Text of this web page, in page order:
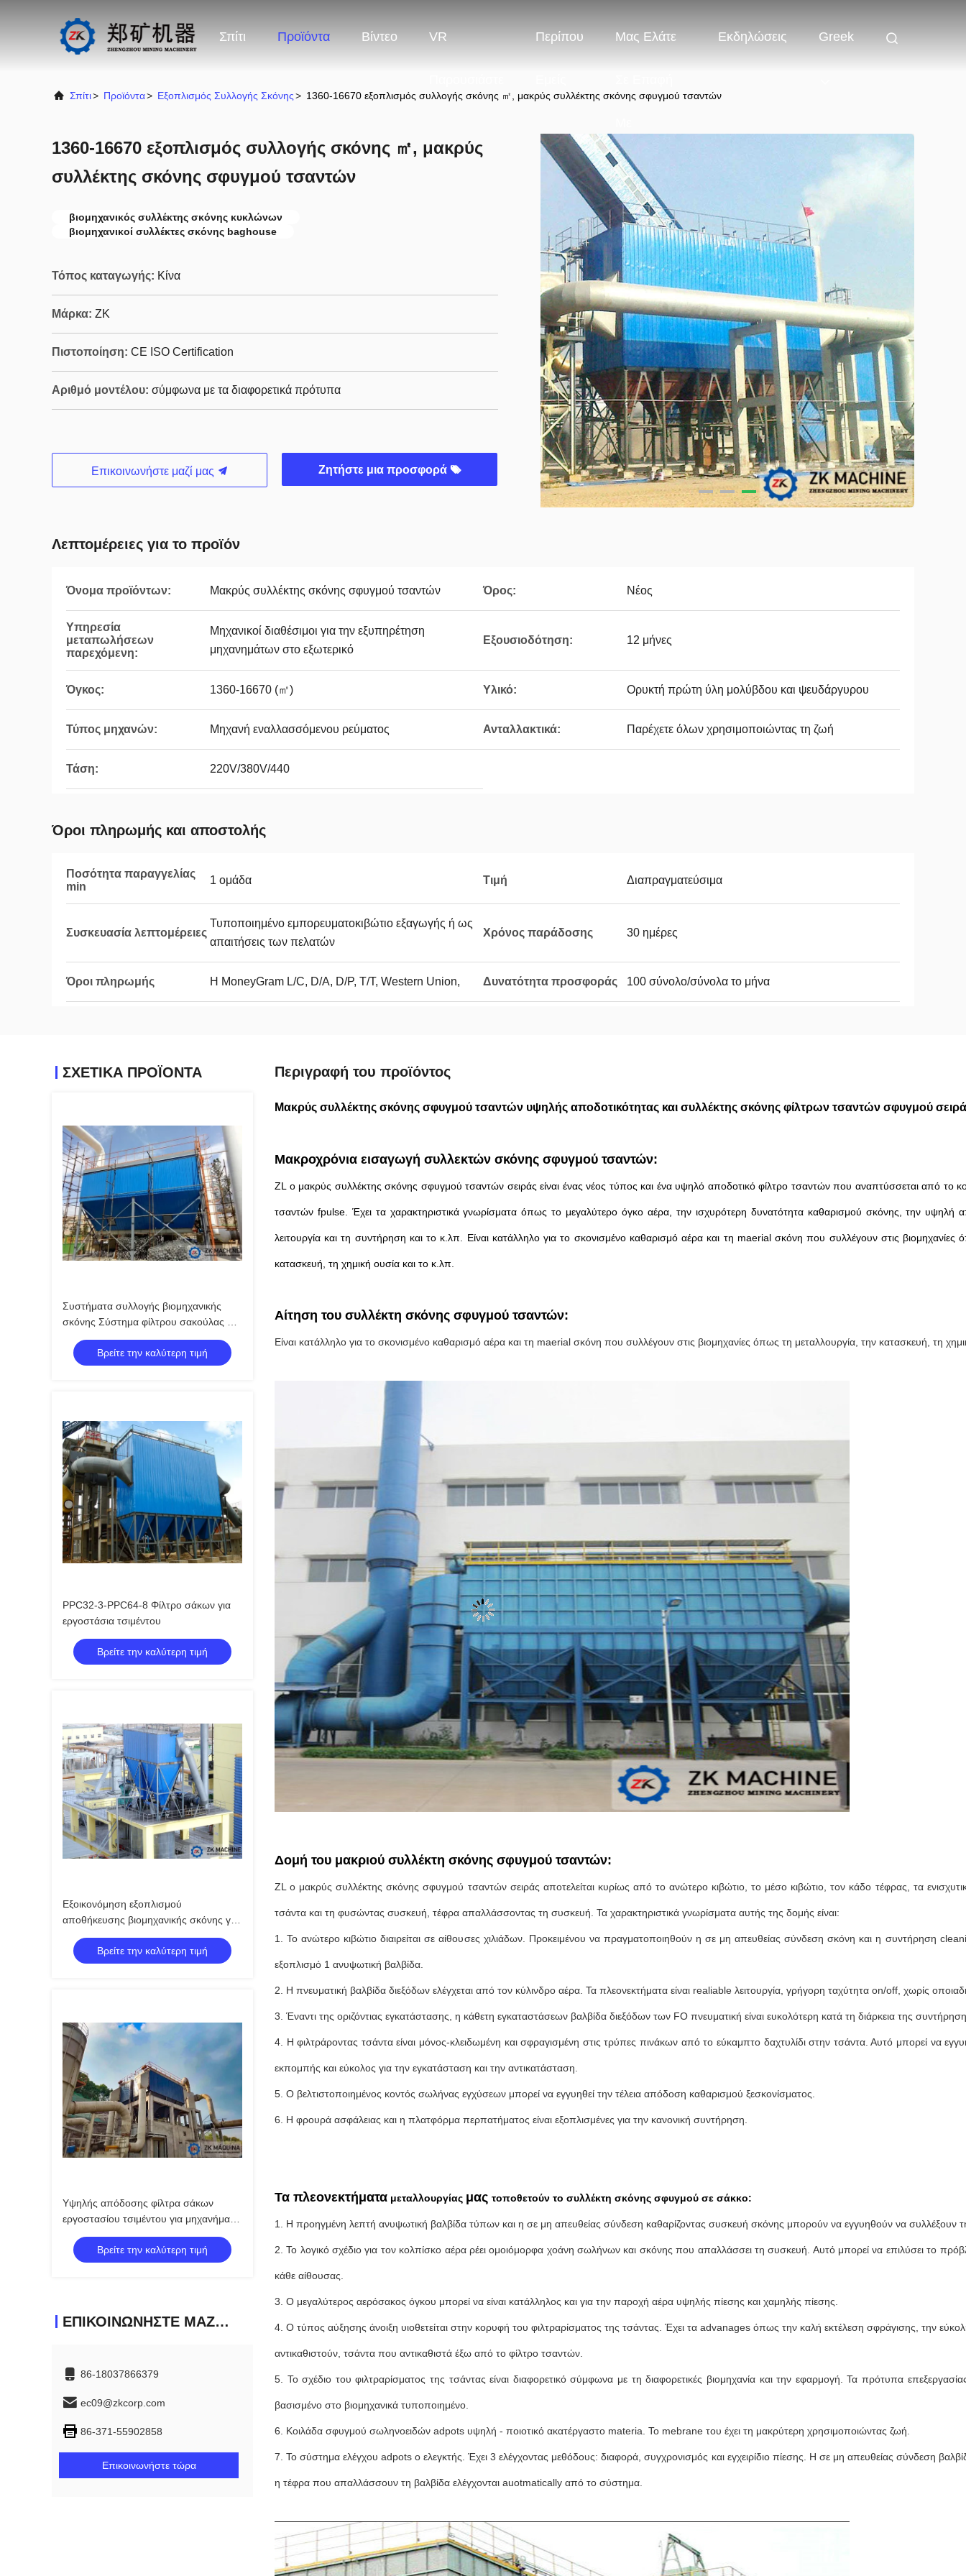
Σπίτι Προϊόντα Βίντεο VR Περίπου Μας Ελάτε Εκδηλώσεις Greek
Σπίτι> Προϊόντα> Εξοπλισμός Συλλογής Σκόνης> 1360-16670 εξοπλισμός συλλογής σκόνης ㎡, μακρύς συλλέκτης σκόνης σφυγμού τσαντών
1360-16670 εξοπλισμός συλλογής σκόνης ㎡, μακρύς
συλλέκτης σκόνης σφυγμού τσαντών
βιομηχανικός συλλέκτης σκόνης κυκλώνων
βιομηχανικοί συλλέκτες σκόνης baghouse
Τόπος καταγωγής: Κίνα
Μάρκα: ZK
Πιστοποίηση: CE ISO Certification
Αριθμό μοντέλου: σύμφωνα με τα διαφορετικά πρότυπα
Επικοινωνήστε μαζί μας Ζητήστε μια προσφορά
Λεπτομέρειες για το προϊόν
Όνομα προϊόντων: Μακρύς συλλέκτης σκόνης σφυγμού τσαντών Όρος: Νέος
Υπηρεσία
μεταπωλήσεων
παρεχόμενη:
Μηχανικοί διαθέσιμοι για την εξυπηρέτηση
μηχανημάτων στο εξωτερικό
Εξουσιοδότηση: 12 μήνες
Όγκος: 1360-16670 (㎡) Υλικό: Ορυκτή πρώτη ύλη μολύβδου και ψευδάργυρου
Τύπος μηχανών: Μηχανή εναλλασσόμενου ρεύματος Ανταλλακτικά: Παρέχετε όλων χρησιμοποιώντας τη ζωή
Τάση: 220V/380V/440
Όροι πληρωμής και αποστολής
Ποσότητα παραγγελίας
min
1 ομάδα Τιμή Διαπραγματεύσιμα
Συσκευασία λεπτομέρειες
Τυποποιημένο εμπορευματοκιβώτιο εξαγωγής ή ως
απαιτήσεις των πελατών
Χρόνος παράδοσης 30 ημέρες
Όροι πληρωμής Η MoneyGram L/C, D/A, D/P, T/T, Western Union, Δυνατότητα προσφοράς 100 σύνολο/σύνολα το μήνα
ΣΧΕΤΙΚΑ ΠΡΟΪΟΝΤΑ
Συστήματα συλλογής βιομηχανικής
σκόνης Σύστημα φίλτρου σακούλας με
υψηλή απόδοση καθαρισμού
Βρείτε την καλύτερη τιμή
PPC32-3-PPC64-8 Φίλτρο σάκων για
εργοστάσια τσιμέντου
Βρείτε την καλύτερη τιμή
Εξοικονόμηση εξοπλισμού
αποθήκευσης βιομηχανικής σκόνης για
εργοστάσια τσιμέντου
Βρείτε την καλύτερη τιμή
Υψηλής απόδοσης φίλτρα σάκων
εργοστασίου τσιμέντου για μηχανήματα
εργοστασίων επεξεργασίας τσιμέντου
Βρείτε την καλύτερη τιμή
ΕΠΙΚΟΙΝΩΝΉΣΤΕ ΜΑΖΊ ΜΑΣ
86-18037866379
ec09@zkcorp.com
86-371-55902858
Επικοινωνήστε τώρα
Περιγραφή του προϊόντος
Μακρύς συλλέκτης σκόνης σφυγμού τσαντών υψηλής αποδοτικότητας και συλλέκτης σκόνης φίλτρων τσαντών σφυγμού
Μακροχρόνια εισαγωγή συλλεκτών σκόνης σφυγμού τσαντών:
ZL ο μακρύς συλλέκτης σκόνης σφυγμού τσαντών σειράς είναι ένας νέος τύπος και ένα υψηλό αποδοτικό φίλτρο τσαντών που αναπτύσσεται από το
τσαντών fpulse. Έχει τα χαρακτηριστικά γνωρίσματα όπως το μεγαλύτερο όγκο αέρα, την ισχυρότερη δυνατότητα καθαρισμού σκόνης, την υψηλή
λειτουργία και τη συντήρηση και το κ.λπ. Είναι κατάλληλο για το σκονισμένο καθαρισμό αέρα και τη maerial σκόνη που συλλέγουν στις βιομηχανίες
κατασκευή, τη χημική ουσία και το κ.λπ.
Αίτηση του συλλέκτη σκόνης σφυγμού τσαντών:
Είναι κατάλληλο για το σκονισμένο καθαρισμό αέρα και τη maerial σκόνη που συλλέγουν στις βιομηχανίες όπως τη μεταλλουργία, την κατασκευή, τη
Δομή του μακριού συλλέκτη σκόνης σφυγμού τσαντών:
ZL ο μακρύς συλλέκτης σκόνης σφυγμού τσαντών σειράς αποτελείται κυρίως από το ανώτερο κιβώτιο, το μέσο κιβώτιο, τον κάδο τέφρας, τα
τσάντα και τη φυσώντας συσκευή, τέφρα απαλλάσσοντας τη συσκευή. Τα χαρακτηριστικά γνωρίσματα αυτής της δομής είναι:
1. Το ανώτερο κιβώτιο διαιρείται σε αίθουσες χιλιάδων. Προκειμένου να πραγματοποιηθούν η σε μη απευθείας σύνδεση σκόνη και η συντήρηση
εξοπλισμό 1 ανυψωτική βαλβίδα.
2. Η πνευματική βαλβίδα διεξόδων ελέγχεται από τον κύλινδρο αέρα. Τα πλεονεκτήματα είναι realiable λειτουργία, γρήγορη ταχύτητα on/off, χωρίς
3. Έναντι της οριζόντιας εγκατάστασης, η κάθετη εγκαταστάσεων βαλβίδα διεξόδων των FO πνευματική είναι ευκολότερη κατά τη διάρκεια της
4. Η φιλτράροντας τσάντα είναι μόνος-κλειδωμένη και σφραγισμένη στις τρύπες πινάκων από το εύκαμπτο δαχτυλίδι στην τσάντα. Αυτό μπορεί να
εκπομπής και εύκολος για την εγκατάσταση και την αντικατάσταση.
5. Ο βελτιστοποιημένος κοντός σωλήνας εγχύσεων μπορεί να εγγυηθεί την τέλεια απόδοση καθαρισμού ξεσκονίσματος.
6. Η φρουρά ασφάλειας και η πλατφόρμα περπατήματος είναι εξοπλισμένες για την κανονική συντήρηση.
Τα πλεονεκτήματα μεταλλουργίας μας τοποθετούν το συλλέκτη σκόνης σφυγμού σε σάκκο:
1. Η προηγμένη λεπτή ανυψωτική βαλβίδα τύπων και η σε μη απευθείας σύνδεση καθαρίζοντας συσκευή σκόνης μπορούν να εγγυηθούν να συλλέξουν
2. Το λογικό σχέδιο για τον κολπίσκο αέρα ρέει ομοιόμορφα χοάνη σωλήνων και σκόνης που απαλλάσσει τη συσκευή. Αυτό μπορεί να επιλύσει το
κάθε αίθουσας.
3. Ο μεγαλύτερος αερόσακος όγκου μπορεί να είναι κατάλληλος και για την παροχή αέρα υψηλής πίεσης και χαμηλής πίεσης.
4. Ο τύπος αύξησης άνοιξη υιοθετείται στην κορυφή του φιλτραρίσματος της τσάντας. Έχει τα advanages όπως την καλή εκτέλεση σφράγισης, την
αντικαθιστούν, τσάντα που αντικαθιστά έξω από το φίλτρο τσαντών.
5. Το σχέδιο του φιλτραρίσματος της τσάντας είναι διαφορετικό σύμφωνα με τη διαφορετικές βιομηχανία και την εφαρμογή. Τα πρότυπα
βασισμένο στο βιομηχανικά τυποποιημένο.
6. Κοιλάδα σφυγμού σωληνοειδών adpots υψηλή - ποιοτικό ακατέργαστο materia. Το mebrane του έχει τη μακρύτερη χρησιμοποιώντας ζωή.
7. Το σύστημα ελέγχου adpots ο ελεγκτής. Έχει 3 ελέγχοντας μεθόδους: διαφορά, συγχρονισμός και εγχειρίδιο πίεσης. Η σε μη απευθείας σύνδεση
η τέφρα που απαλλάσσουν τη βαλβίδα ελέγχονται auotmatically από το σύστημα.